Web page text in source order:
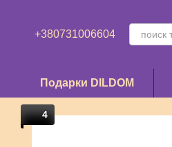
+380731006604
Подарки DILDOM
4